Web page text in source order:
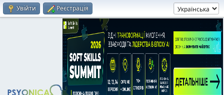
Увійти Реєстрація